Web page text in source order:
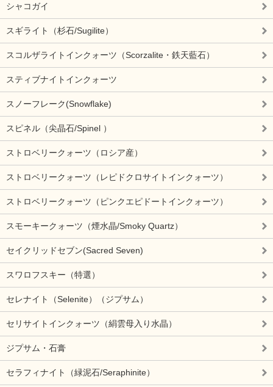
シャコガイ
スギライト（杉石/Sugilite）
スコルザライトインクォーツ（Scorzalite・鉄天藍石）
スティブナイトインクォーツ
スノーフレーク(Snowflake)
スピネル（尖晶石/Spinel ）
ストロベリークォーツ（ロシア産）
ストロベリークォーツ（レピドクロサイトインクォーツ）
ストロベリークォーツ（ピンクエピドートインクォーツ）
スモーキークォーツ（煙水晶/Smoky Quartz）
セイクリッドセブン(Sacred Seven)
スワロフスキー（特選）
セレナイト（Selenite）（ジプサム）
セリサイトインクォーツ（絹雲母入り水晶）
ジプサム・石膏
セラフィナイト（緑泥石/Seraphinite）